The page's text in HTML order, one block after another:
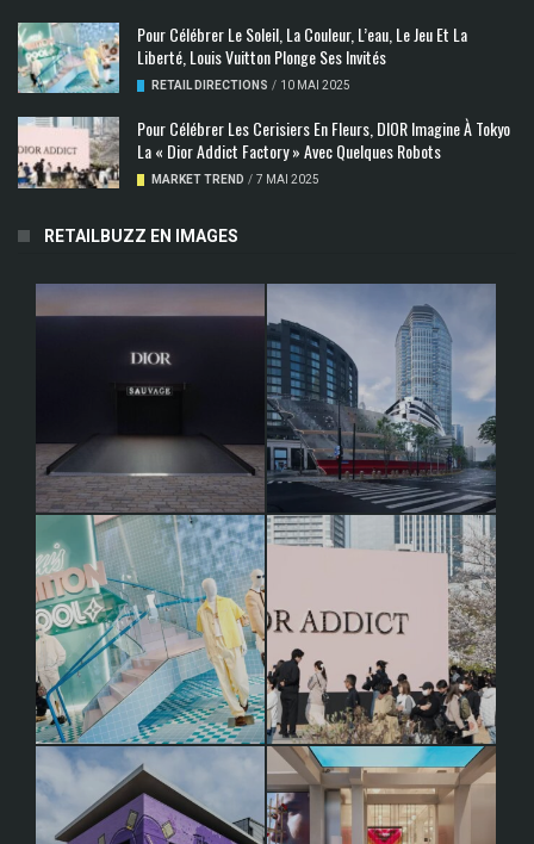
Pour Célébrer Le Soleil, La Couleur, L’eau, Le Jeu Et La
Liberté, Louis Vuitton Plonge Ses Invités
RETAIL DIRECTIONS / 10 MAI 2025
Pour Célébrer Les Cerisiers En Fleurs, DIOR Imagine À Tokyo
La « Dior Addict Factory » Avec Quelques Robots
MARKET TREND / 7 MAI 2025
RETAILBUZZ EN IMAGES